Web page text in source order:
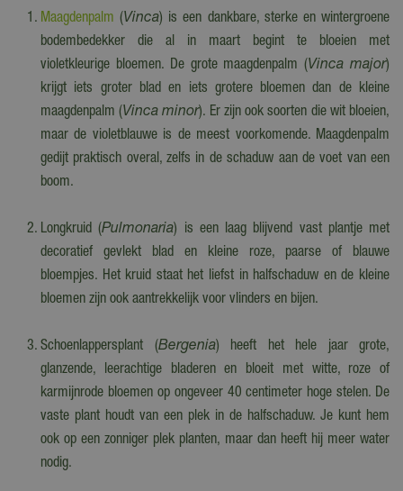
Maagdenpalm(Vinca) is een dankbare, sterke en wintergroene
bodembedekker die al in maart begint te bloeien met
violetkleurige bloemen. De grote maagdenpalm (Vinca major)
krijgt iets groter blad en iets grotere bloemen dan de kleine
maagdenpalm (Vinca minor). Er zijn ook soorten die wit bloeien,
maar de violetblauwe is de meest voorkomende. Maagdenpalm
gedijt praktisch overal, zelfs in de schaduw aan de voet van een
boom.
Longkruid (Pulmonaria) is een laag blijvend vast plantje met
decoratief gevlekt blad en kleine roze, paarse of blauwe
bloempjes. Het kruid staat het liefst in halfschaduw en de kleine
bloemen zijn ook aantrekkelijk voor vlinders en bijen.
Schoenlappersplant (Bergenia) heeft het hele jaar grote,
glanzende, leerachtige bladeren en bloeit met witte, roze of
karmijnrode bloemen op ongeveer 40 centimeter hoge stelen. De
vaste plant houdt van een plek in de halfschaduw. Je kunt hem
ook op een zonniger plek planten, maar dan heeft hij meer water
nodig.